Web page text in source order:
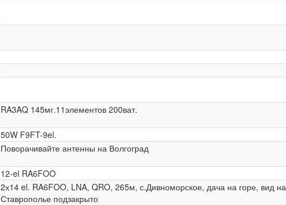
RA3AQ 145мг.11элементов 200ват.
50W F9FT-9el.
Поворачивайте антенны на Волгоград
12-el RA6FOO
2х14 el. RA6FOO, LNA, QRO, 265м, с.Дивноморское, дача на горе, вид
Ставрополье подзакрыто